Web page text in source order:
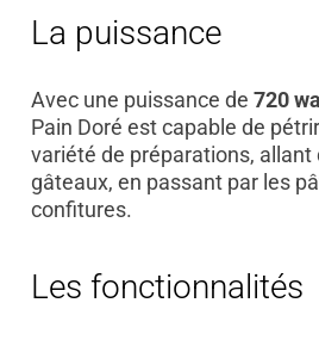
La puissance
Avec une puissance de 720
Pain Doré est capable de
variété de préparations, allant
gâteaux, en passant par les
confitures.
Les fonctionnalités